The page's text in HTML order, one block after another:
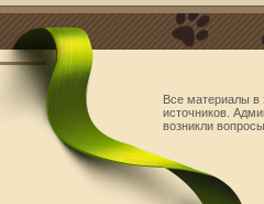
Все материалы в
источников.
возникли